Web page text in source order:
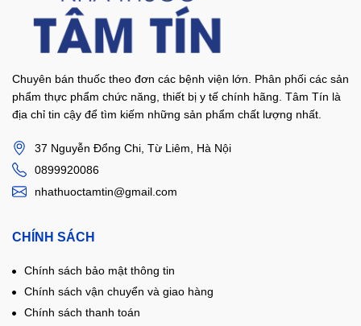
Chuyên bán thuốc theo đơn các bệnh viện lớn. Phân phối các sản
phẩm thực phẩm chức năng, thiết bị y tế chính hãng. Tâm Tín là
địa chỉ tin cậy để tìm kiếm những sản phẩm chất lượng nhất.
37 Nguyễn Đổng Chi, Từ Liêm, Hà Nội
0899920086
nhathuoctamtin@gmail.com
CHÍNH SÁCH
Chính sách bảo mật thông tin
Chính sách vận chuyển và giao hàng
Chính sách thanh toán